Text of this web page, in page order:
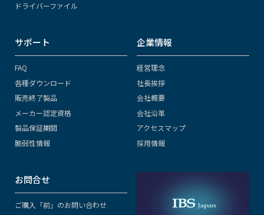
ドライバーファイル
サポート
FAQ
各種ダウンロード
販売終了製品
メーカー認定資格
製品保証期間
脆弱性情報
企業情報
経営理念
社長挨拶
会社概要
会社沿革
アクセスマップ
採用情報
お問合せ
ご購入「前」のお問い合わせ